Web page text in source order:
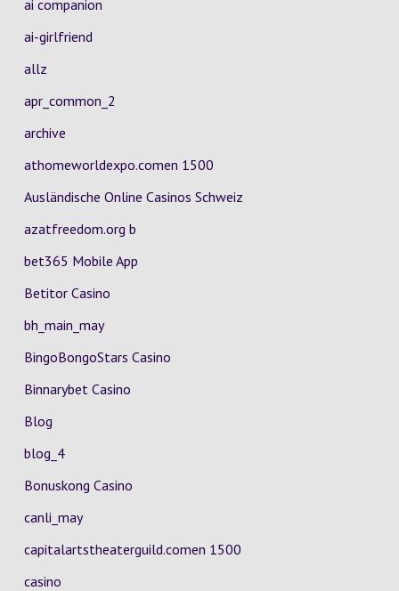
ai companion
ai-girlfriend
allz
apr_common_2
archive
athomeworldexpo.comen 1500
Ausländische Online Casinos Schweiz
azatfreedom.org b
bet365 Mobile App
Betitor Casino
bh_main_may
BingoBongoStars Casino
Binnarybet Casino
Blog
blog_4
Bonuskong Casino
canli_may
capitalartstheaterguild.comen 1500
casino